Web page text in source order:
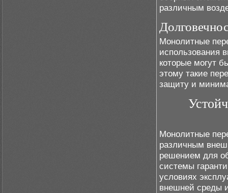
различным
Монолитные
использования
которые могут
этому такие
защиту и
Монолитные
различным
решением для
системы
условиях
внешней среды